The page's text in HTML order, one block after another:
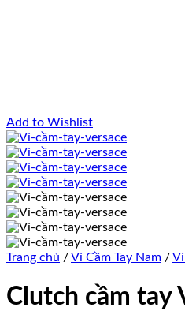
Add to Wishlist
Trang chủ /Ví Cầm Tay Nam /Ví
Clutch cầm tay